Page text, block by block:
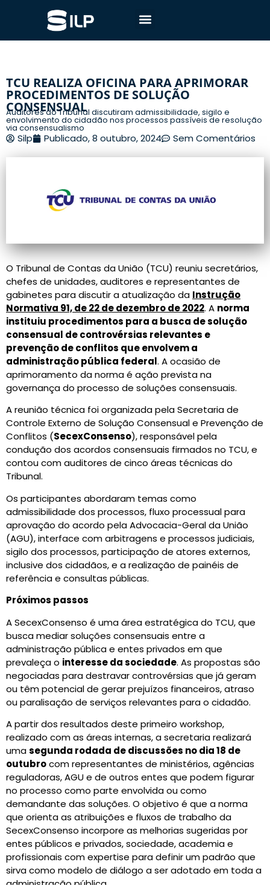
TCU REALIZA OFICINA PARA APRIMORAR
PROCEDIMENTOS DE SOLUÇÃO
CONSENSUAL
Auditores do Tribunal discutiram admissibilidade, sigilo e
envolvimento do cidadão nos processos passíveis de resolução
via consensualismo
Silp Publicado,8 outubro, 2024 Sem Comentários
O Tribunal de Contas da União (TCU) reuniu secretários,
chefes de unidades, auditores e representantes de
gabinetes para discutir a atualização da Instrução
Normativa 91, de 22 de dezembro de 2022. A norma
instituiu procedimentos para a busca de solução
consensual de controvérsias relevantes e
prevenção de conflitos que envolvem a
administração pública federal. A ocasião de
aprimoramento da norma é ação prevista na
governança do processo de soluções consensuais.
A reunião técnica foi organizada pela Secretaria de
Controle Externo de Solução Consensual e Prevenção de
Conflitos (SecexConsenso), responsável pela
condução dos acordos consensuais firmados no TCU, e
contou com auditores de cinco áreas técnicas do
Tribunal.
Os participantes abordaram temas como
admissibilidade dos processos, fluxo processual para
aprovação do acordo pela Advocacia-Geral da União
(AGU), interface com arbitragens e processos judiciais,
sigilo dos processos, participação de atores externos,
inclusive dos cidadãos, e a realização de painéis de
referência e consultas públicas.
Próximos passos
A SecexConsenso é uma área estratégica do TCU, que
busca mediar soluções consensuais entre a
administração pública e entes privados em que
prevaleça o interesse da sociedade. As propostas são
negociadas para destravar controvérsias que já geram
ou têm potencial de gerar prejuízos financeiros, atraso
ou paralisação de serviços relevantes para o cidadão.
A partir dos resultados deste primeiro workshop,
realizado com as áreas internas, a secretaria realizará
umasegunda rodada de discussões no dia 18 de
outubrocom representantes de ministérios, agências
reguladoras, AGU e de outros entes que podem figurar
no processo como parte envolvida ou como
demandante das soluções. O objetivo é que a norma
que orienta as atribuições e fluxos de trabalho da
SecexConsenso incorpore as melhorias sugeridas por
entes públicos e privados, sociedade, academia e
profissionais com expertise para definir um padrão que
sirva como modelo de diálogo a ser adotado em toda a